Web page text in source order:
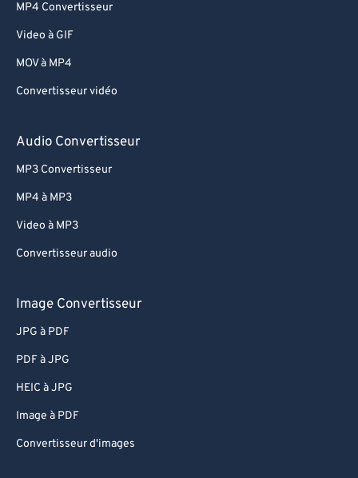
MP4 Convertisseur
Video à GIF
MOV à MP4
Convertisseur vidéo
Audio Convertisseur
MP3 Convertisseur
MP4 à MP3
Video à MP3
Convertisseur audio
Image Convertisseur
JPG à PDF
PDF à JPG
HEIC à JPG
Image à PDF
Convertisseur d'images